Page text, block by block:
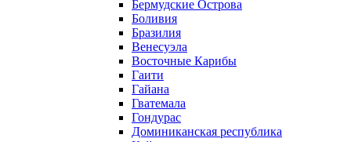
Бермудские Острова
Боливия
Бразилия
Венесуэла
Восточные Карибы
Гаити
Гайана
Гватемала
Гондурас
Доминиканская республика